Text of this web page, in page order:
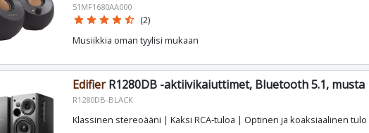
51MF1680AA000
star star star star star_half (2)
Musiikkia oman tyylisi mukaan
EdifierR1280DB -aktiivikaiuttimet, Bluetooth 5.1, musta
R1280DB-BLACK
Klassinen stereoääni | Kaksi RCA‑tuloa | Optinen ja koaksiaalinen tulo